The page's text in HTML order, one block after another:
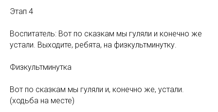
Этап 4
Воспитатель: Вот по сказкам мы гуляли и конечно же
устали. Выходите, ребята, на физкультминутку.
Физкультминутка
Вот по сказкам мы гуляли и, конечно же, устали.
(ходьба на месте)